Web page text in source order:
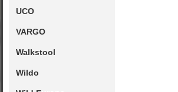
UCO
VARGO
Walkstool
Wildo